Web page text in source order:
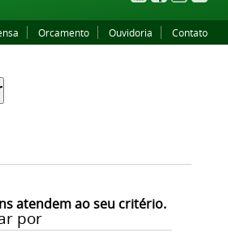
Orcamento Ouvidoria Contato
atendem ao seu critério.
por